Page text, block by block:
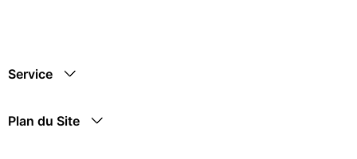
Service
Plan du Site